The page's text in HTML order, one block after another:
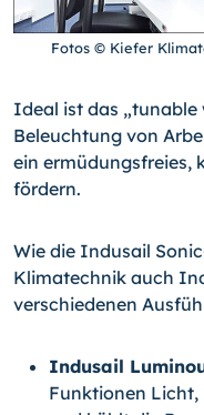
Fotos © Kiefer
Ideal ist das
Beleuchtung von
ein ermüdungsfreies,
fördern.
Wie die Indusail
Klimatechnik auch
verschiedenen
Indusail
Funktionen